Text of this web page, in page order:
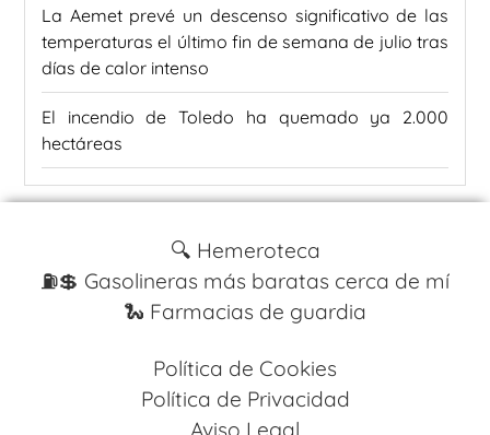
La Aemet prevé un descenso significativo de las
temperaturas el último fin de semana de julio tras
días de calor intenso
El incendio de Toledo ha quemado ya 2.000
hectáreas
🔍 Hemeroteca
⛽️💲 Gasolineras más baratas cerca de mí
🐍 Farmacias de guardia
Política de Cookies
Política de Privacidad
Aviso Legal